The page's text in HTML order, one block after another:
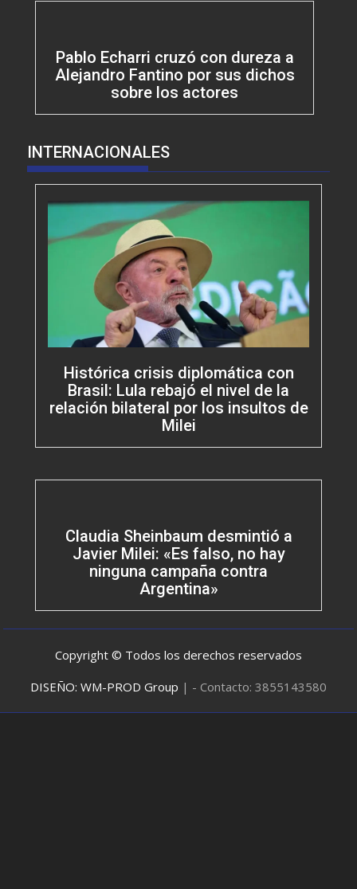
Pablo Echarri cruzó con dureza a
Alejandro Fantino por sus dichos
sobre los actores
INTERNACIONALES
Histórica crisis diplomática con
Brasil: Lula rebajó el nivel de la
relación bilateral por los insultos de
Milei
Claudia Sheinbaum desmintió a
Javier Milei: «Es falso, no hay
ninguna campaña contra
Argentina»
Copyright © Todos los derechos reservados
DISEÑO: WM-PROD Group | - Contacto: 3855143580